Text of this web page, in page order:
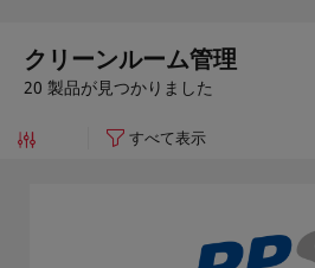
クリーンルーム管理
20 製品が見つかりました